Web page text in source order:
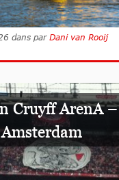
dans par Dani van Rooij
Cruyff ArenA –